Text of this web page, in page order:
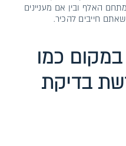
האלף ובין אם מעניינים
חייבים להכיר.
כמו
בדיקת